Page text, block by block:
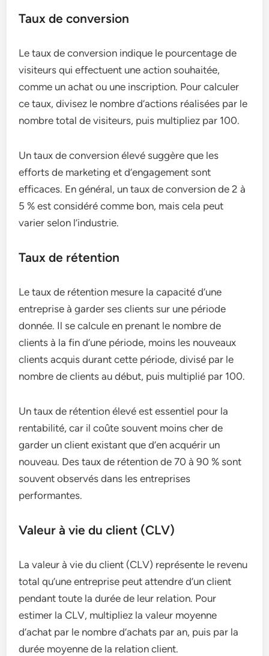
Taux de conversion
Le taux de conversion indique le pourcentage de
visiteurs qui effectuent une action souhaitée,
comme un achat ou une inscription. Pour calculer
ce taux, divisez le nombre d’actions réalisées par le
nombre total de visiteurs, puis multipliez par 100.
Un taux de conversion élevé suggère que les
efforts de marketing et d’engagement sont
efficaces. En général, un taux de conversion de 2 à
5 % est considéré comme bon, mais cela peut
varier selon l’industrie.
Taux de rétention
Le taux de rétention mesure la capacité d’une
entreprise à garder ses clients sur une période
donnée. Il se calcule en prenant le nombre de
clients à la fin d’une période, moins les nouveaux
clients acquis durant cette période, divisé par le
nombre de clients au début, puis multiplié par 100.
Un taux de rétention élevé est essentiel pour la
rentabilité, car il coûte souvent moins cher de
garder un client existant que d’en acquérir un
nouveau. Des taux de rétention de 70 à 90 % sont
souvent observés dans les entreprises
performantes.
Valeur à vie du client (CLV)
La valeur à vie du client (CLV) représente le revenu
total qu’une entreprise peut attendre d’un client
pendant toute la durée de leur relation. Pour
estimer la CLV, multipliez la valeur moyenne
d’achat par le nombre d’achats par an, puis par la
durée moyenne de la relation client.